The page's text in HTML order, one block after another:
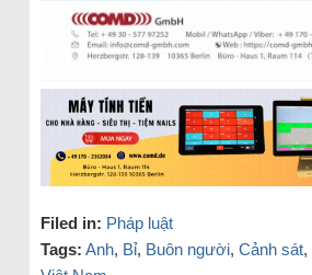
Filed in: Pháp luật
Tags: Anh, Bỉ, Buôn người, Cảnh sát,